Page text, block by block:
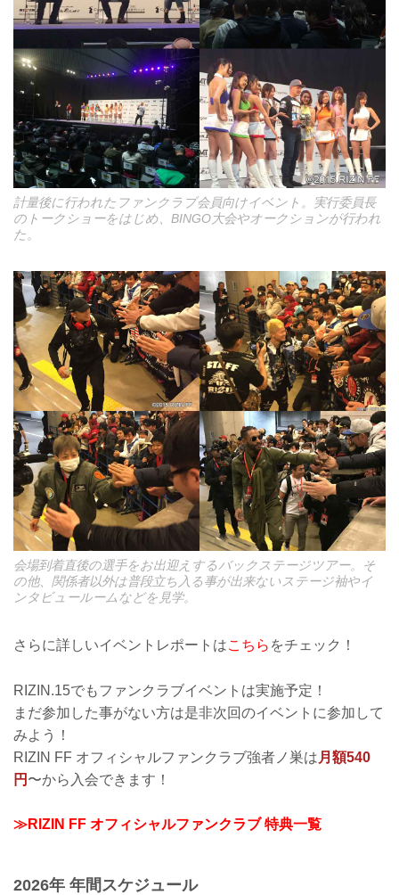
計量後に行われたファンクラブ会員向けイベント。実行委員長
のトークショーをはじめ、BINGO大会やオークションが行われ
た。
会場到着直後の選手をお出迎えするバックステージツアー。そ
の他、関係者以外は普段立ち入る事が出来ないステージ袖やイ
ンタビュールームなどを見学。
さらに詳しいイベントレポートはこちら をチェック！
RIZIN.15でもファンクラブイベントは実施予定！
まだ参加した事がない方は是非次回のイベントに参加して
みよう！
RIZIN FF オフィシャルファンクラブ強者ノ巣は 月額540
円 〜から入会できます！
≫RIZIN FF オフィシャルファンクラブ 特典一覧
2026年 年間スケジュール